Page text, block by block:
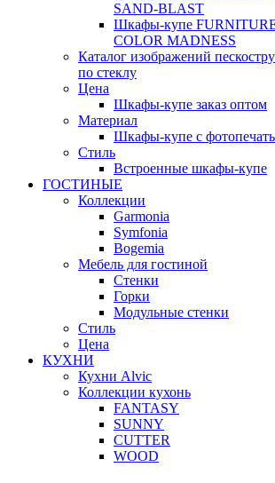
SAND-BLAST
Шкафы-купе
COLOR MADNESS
Каталог изображений
по стеклу
Цена
Шкафы-купе заказ оптом
Материал
Шкафы-купе с
Стиль
Встроенные шкафы-купе
ГОСТИНЫЕ
Коллекции
Garmonia
Symfonia
Bogemia
Мебель для гостиной
Стенки
Горки
Модульные стенки
Стиль
Цена
КУХНИ
Кухни Alvic
Коллекции кухонь
FANTASY
SUNNY
CUTTER
WOOD